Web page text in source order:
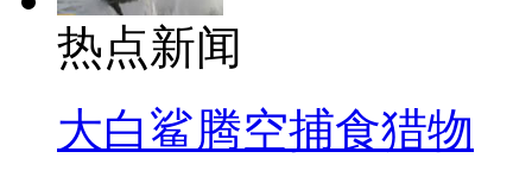
热点新闻
大白鲨腾空捕食猎物